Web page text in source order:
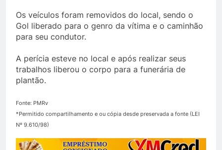
Os veículos foram removidos do local, sendo o
Gol liberado para o genro da vítima e o caminhão
para seu condutor.
A perícia esteve no local e após realizar seus
trabalhos liberou o corpo para a funerária de
plantão.
Fonte: PMRv
*Permitido compartilhamento e ou cópia desde preservada a fonte (LEI
Nº 9.610/98)